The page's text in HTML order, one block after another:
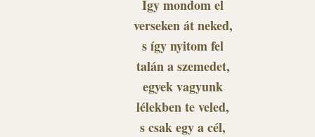
Így mondom el
verseken át neked,
s így nyitom fel
talán a szemedet,
egyek vagyunk
lélekben te veled,
s csak egy a cél,